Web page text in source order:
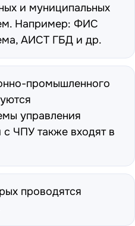
и муниципальных
Например: ФИС
АИСТ ГБД и др.
промышленного
управления
ЧПУ также входят в
проводятся